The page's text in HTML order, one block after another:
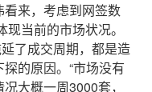
来，考虑到网签数
当前的市场状况。
了成交周期，都是造
的原因。“市场没有
大概一周3000套，